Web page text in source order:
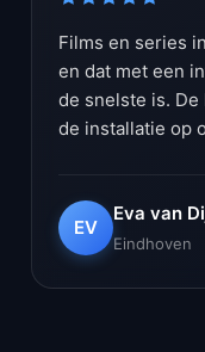
Films en series
en dat met een
de snelste is.
de installatie op
EV
Eva van
Eindhoven